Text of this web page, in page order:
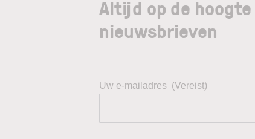
Altijd op de
nieuwsbrieven
Uw e-mailadres (Vereist)